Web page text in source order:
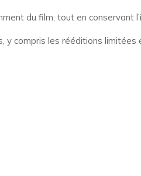
du film, tout en conservant
y compris les rééditions limitées